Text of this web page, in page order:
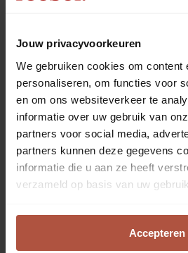
Jouw privacyvoorkeuren
We gebruiken cookies om content
personaliseren, om functies voor
en om ons websiteverkeer te
informatie over uw gebruik van
partners voor social media,
partners kunnen deze gegevens
informatie die u aan ze heeft
verzameld op basis van uw
Accepteren
Details & openingstijden
Details& openingstijdenbekijken
Sliedrecht
Details & openingstijdenbekijken